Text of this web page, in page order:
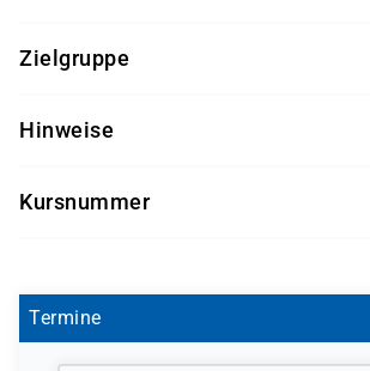
folgende Vorkenntnisse mitbringen:
Zielgruppe
Hinweise
Kursnummer
Termine